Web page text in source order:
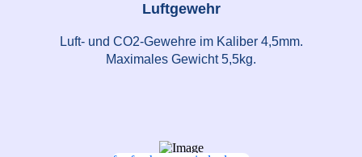
Luftgewehr
Luft- und CO2-Gewehre im Kaliber 4,5mm.
Maximales Gewicht 5,5kg.